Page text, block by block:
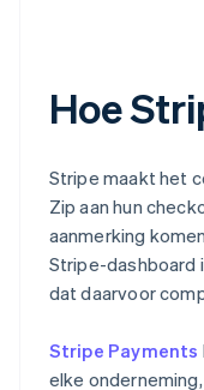
Hoe
Stripe maakt het
Zip aan hun
aanmerking
Stripe-dashboard
dat daarvoor
Stripe Payments
elke